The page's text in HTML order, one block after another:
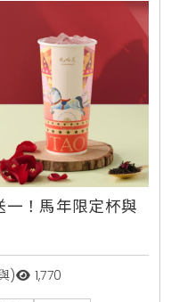
！馬年限定杯與
) 1,770